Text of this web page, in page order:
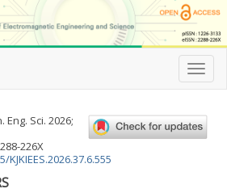
T
o
l
e
Eng. Sci. 2026;
226X